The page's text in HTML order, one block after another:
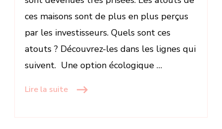
ces maisons sont de plus en plus perçus
par les investisseurs. Quels sont ces
atouts ? Découvrez-les dans les lignes qui
suivent. Une option écologique …
Lire la suite